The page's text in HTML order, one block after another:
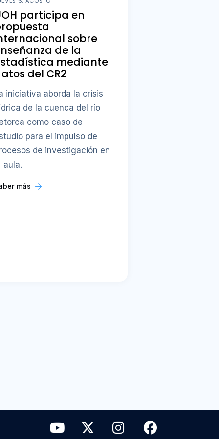
participa en
sobre
de la
mediante
del CR2
iniciativa aborda la crisis
de la cuenca del río
como caso de
para el impulso de
de investigación en
aula.
más